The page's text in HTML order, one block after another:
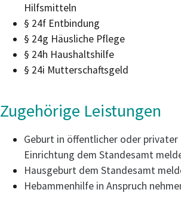
Hilfsmitteln
§ 24f Entbindung
§ 24g Häusliche Pflege
§ 24h Haushaltshilfe
§ 24i Mutterschaftsgeld
Zugehörige Leistungen
Geburt in öffentlicher oder privater
Einrichtung dem Standesamt
Hausgeburt dem Standesamt
Hebammenhilfe in Anspruch